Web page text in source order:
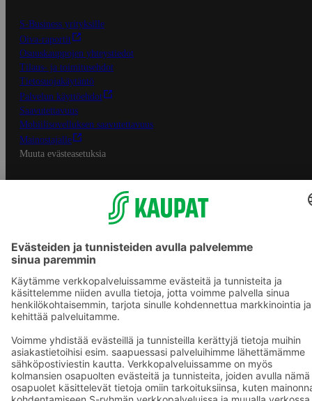
S-Business yrityksille
Oiva-raportit
Osuuskauppojen yhteystiedot
Tilaus- ja toimitusehdot
Tietosuojakäytäntö
Palvelun käyttöehdot
Saavutettavuus
Mobiilisovelluksen saavutettavuus
Mainostajalle
Muuta evästeasetuksia
S-ryhmän palvelut
S-ryhmä
Asiakasomistajuus
Yhteishyvä Ruoka -sovellus
S-ostoslista -sovellus
Prisma.fi
Sokos.fi
S-Pankki
Yhteishyvä
Sokos Hotels
Raflaamo